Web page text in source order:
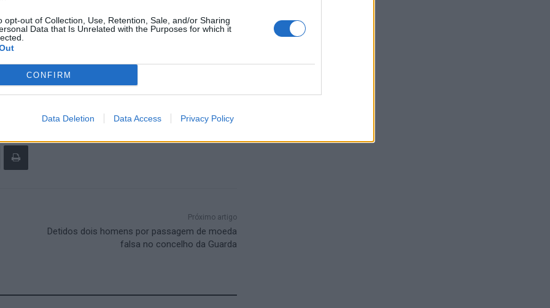
opt-out of Collection, Use, Retention, Sale, and/or Sharing
Data that Is Unrelated with the Purposes for which it
CONFIRM
Data Deletion Data Access Privacy Policy
culminam com um prémio especial no Dia de
redes sociais “Visit Viseu Dão Lafões” continuam a
natalícia preparada pelos 14 municípios
Próximo artigo
Detidos dois homens por passagem de moeda
falsa no concelho da Guarda